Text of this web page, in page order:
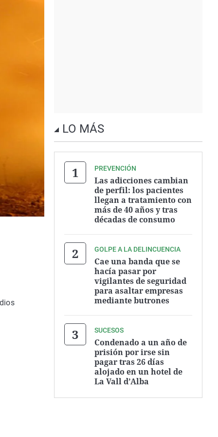
LO MÁS
PREVENCIÓN
Las adicciones cambian
de perfil: los pacientes
llegan a tratamiento con
más de 40 años y tras
décadas de consumo
GOLPE A LA DELINCUENCIA
Cae una banda que se
hacía pasar por
vigilantes de seguridad
para asaltar empresas
mediante butrones
SUCESOS
Condenado a un año de
prisión por irse sin
pagar tras 26 días
alojado en un hotel de
La Vall d’Alba